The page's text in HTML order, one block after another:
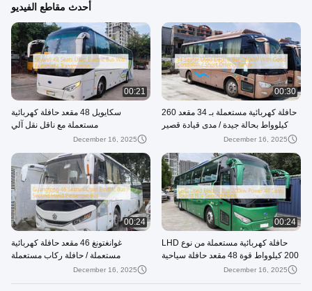
أحدث مقاطع الفيديو
00:30
حافلة كهربائية مستعملة بـ 34 مقعد 260
كيلوواط بحالة جيدة / مدى قيادة قصير
December 16, 2025
00:21
سكايويل 48 مقعد حافلة كهربائية
مستعملة مع ناقل نقل آلي
December 16, 2025
00:24
حافلة كهربائية مستعملة من نوع LHD
200 كيلوواط قوة 48 مقعد حافلة سياحية
December 16, 2025
00:24
غوانغتونغ 46 مقعد حافلة كهربائية
مستعملة / حافلة ركاب مستعملة
December 16, 2025